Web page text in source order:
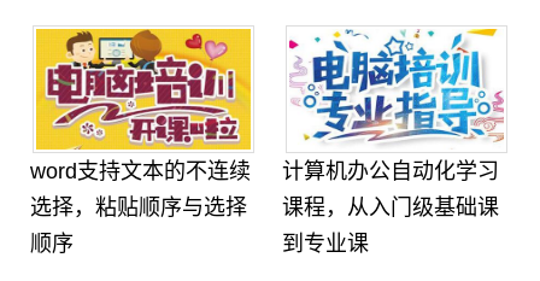
word支持文本的不连续
选择，粘贴顺序与选择
顺序
计算机办公自动化学习
课程，从入门级基础课
到专业课